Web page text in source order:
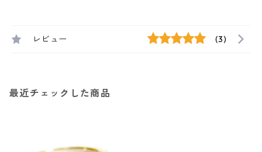
レビュー (3)
最近チェックした商品